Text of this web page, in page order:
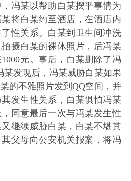
冯某以帮助白某摆平事情为
将白某约至酒店，在酒店内
性关系。白某到卫生间冲洗
摄白某的裸体照片，后冯某
元。事后，白某删除了冯
某发现后，冯某威胁白某如果
的不雅照片发到QQ空间，并
发生性关系，白某惧怕冯某
同意最后一次与冯某发生性
继续威胁白某，白某不堪其
父母向公安机关报案，将冯